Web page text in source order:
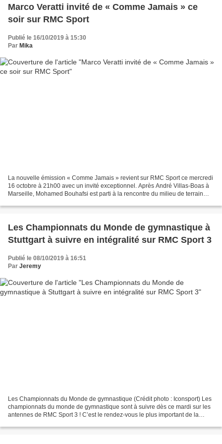
Marco Veratti invité de « Comme Jamais » ce
soir sur RMC Sport
Publié le 16/10/2019 à 15:30
Par Mika
La nouvelle émission « Comme Jamais » revient sur RMC Sport ce mercredi
16 octobre à 21h00 avec un invité exceptionnel. Après André Villas-Boas à
Marseille, Mohamed Bouhafsi est parti à la rencontre du milieu de terrain
Les Championnats du Monde de gymnastique à
Stuttgart à suivre en intégralité sur RMC Sport 3
Publié le 08/10/2019 à 16:51
Par Jeremy
Les Championnats du Monde de gymnastique (Crédit photo : Iconsport) Les
championnats du monde de gymnastique sont à suivre dès ce mardi sur les
antennes de RMC Sport 3 ! C’est le rendez-vous le plus important de la